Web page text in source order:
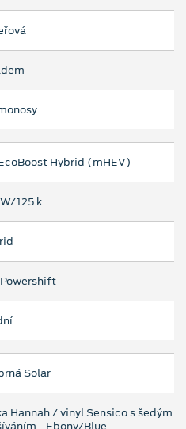
Hybrid (mHEV)
125 k
Solar
Hannah / vinyl Sensico s šedým